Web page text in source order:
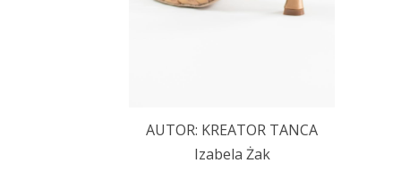
AUTOR: KREATOR TANCA
Izabela Żak